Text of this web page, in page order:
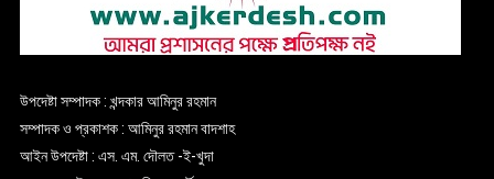
উপদেষ্টা সম্পাদক : খন্দকার আমিনুর রহমান
সম্পাদক ও প্রকাশক : আমিনুর রহমান বাদশাহ
আইন উপদেষ্টা : এস. এম. দৌলত -ই-খুদা